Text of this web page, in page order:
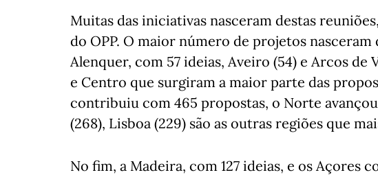
Muitas das iniciativas nasceram destas
do OPP. O maior número de projetos
Alenquer, com 57 ideias, Aveiro (54) e Arcos de
e Centro que surgiram a maior parte das
contribuiu com 465 propostas, o Norte
(268), Lisboa (229) são as outras regiões que
No fim, a Madeira, com 127 ideias, e os Açores